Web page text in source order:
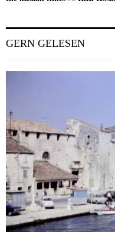
GERN GELESEN